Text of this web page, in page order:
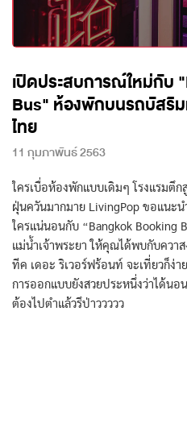
เปิดประสบการณ์ใหม่กับ
Bus" ห้องพักบนรถบัสริม
ไทย
11 กุมภาพันธ์ 2563
ใครเบื่อห้องพักแบบเดิมๆ โรงแรมตึก
ฝุ่นควันมากมาย LivingPop ขอแนะ
ใครแน่นอนกับ “Bangkok Booking
แม่น้ำเจ้าพระยา ให้คุณได้พบกับควา
ทีค เดอะ ริเวอร์ฟร้อนท์ จะเที่ยวก็ง่
การออกแบบยังสวยประหนึ่งว่าได้นอ
ต้องไปตำแล้วรึป่าววววว